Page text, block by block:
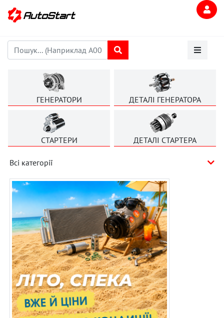
ГЕНЕРАТОРИ ДЕТАЛІ ГЕНЕРАТОРА
СТАРТЕРИ ДЕТАЛІ СТАРТЕРА
Всі категорії